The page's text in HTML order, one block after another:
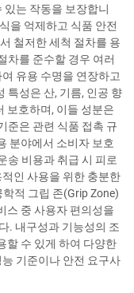
있는 작동을 보장합니
을 억제하고 식품 안전
철저한 세척 절차를 용
차를 준수할 경우 여러
유용 수명을 연장하고
특성은 산, 기름, 인공 향
보호하며, 이들 성분은
준은 관련 식품 접촉 규
분야에서 소비자 보호
송 비용과 취급 시 피로
인 사용을 위한 충분한
적 그립 존(Grip Zone)
스 중 사용자 편의성을
. 내구성과 기능성의 조
할 수 있게 하여 다양한
기준이나 안전 요구사